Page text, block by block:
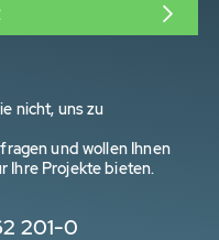
nicht, uns zu
und wollen Ihnen
Ihre Projekte bieten.
201-0